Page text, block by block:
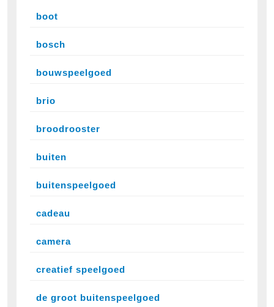
boot
bosch
bouwspeelgoed
brio
broodrooster
buiten
buitenspeelgoed
cadeau
camera
creatief speelgoed
de groot buitenspeelgoed